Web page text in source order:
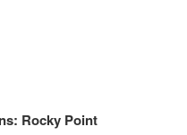
Rocky Point